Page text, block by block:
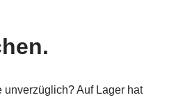
unverzüglich? Auf Lager hat